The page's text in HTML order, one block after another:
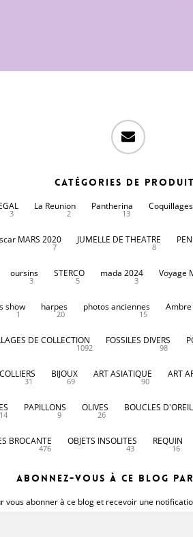
email
Catégories de
3
La Reunion
2
Pantherina
13
MARS 2020
7
JUMELLE DE THEATRE
8
oursins
3
STERCO
5
mada 2024
3
Voyage
show
1
harpes
20
photos anciennes
15
DE COLLECTION
1092
FOSSILES DIVERS
98
COLLIERS
31
BIJOUX
69
ART ASIATIQUE
90
ART
PAPILLONS
9
OLIVES
26
BOUCLES
BROCANTE
476
OBJETS INSOLITES
43
REQUIN
16
Abonnez-vous à ce blog
vous abonner à ce blog et recevoir une